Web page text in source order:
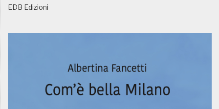
EDB Edizioni